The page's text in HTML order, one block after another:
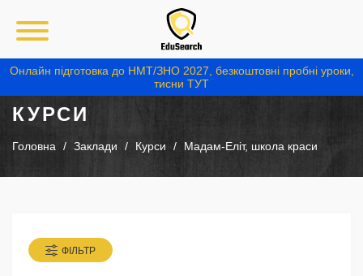
Онлайн підготовка до НМТ/ЗНО 2027, безкоштовні пробні уроки,
тисни ТУТ
КУРСИ
Головна Заклади Курси Мадам-Еліт, школа краси
ФІЛЬТР